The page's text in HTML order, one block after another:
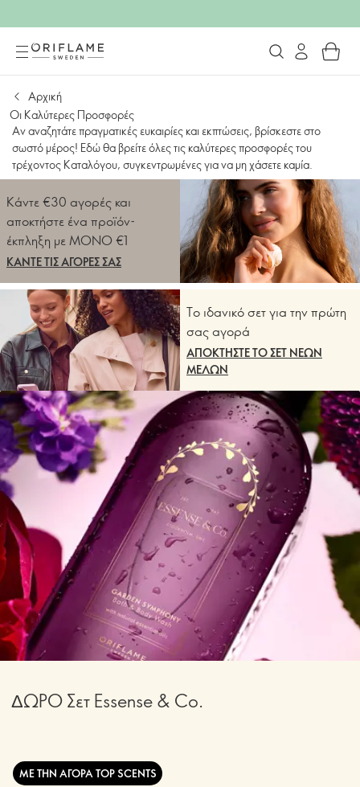
Αρχική
Οι Καλύτερες Προσφορές
Αν αναζητάτε πραγματικές ευκαιρίες και εκπτώσεις, βρίσκεστε στο
σωστό μέρος! Εδώ θα βρείτε όλες τις καλύτερες προσφορές του
τρέχοντος Καταλόγου, συγκεντρωμένες για να μη χάσετε καμία.
Summer Black Friday! ΟΛΑ τα
προϊόντα έως -60%!
ΕΩΣ 25 ΑΥΓΟΥΣΤΟΥ
Κάντε €30 αγορές και
αποκτήστε ένα προϊόν-
έκπληξη με ΜΟΝΟ €1
ΚΑΝΤΕ ΤΙΣ ΑΓΟΡΕΣ ΣΑΣ
Το ιδανικό σετ για την πρώτη
σας αγορά
ΑΠΟΚΤΗΣΤΕ ΤΟ ΣΕΤ ΝΕΩΝ
ΜΕΛΩΝ
ΔΩΡΟ Σετ Essense & Co.
ΜΕ ΤΗΝ ΑΓΟΡΑ TOP SCENTS